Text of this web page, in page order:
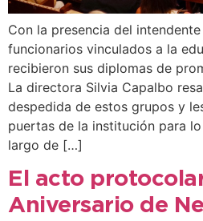
Con la presencia del
funcionarios vinculados a la
recibieron sus diplomas de
La directora Silvia Capalbo
despedida de estos grupos y
puertas de la institución para
largo de […]
El acto
Aniversario de